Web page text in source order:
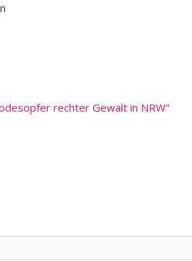
rechter Gewalt in NRW“